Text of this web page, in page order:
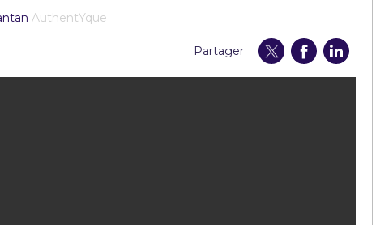
AuthentYque
Partager